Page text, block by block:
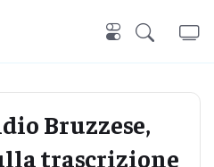
Bruzzese,
trascrizione